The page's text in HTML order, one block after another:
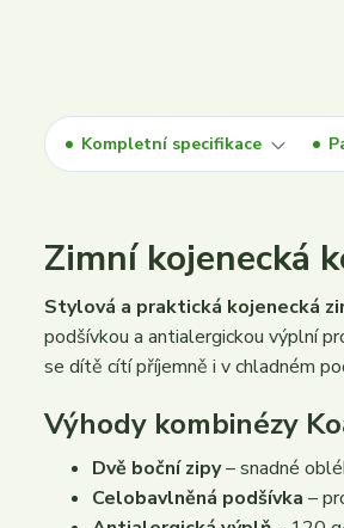
Kompletní specifikace
Zimní kojenecká
Stylová a praktická kojenecká
podšívkou a antialergickou výplní
se dítě cítí příjemně i v chladném
Výhody kombinézy
Dvě boční zipy– snadné
Celobavlněná podšívka –